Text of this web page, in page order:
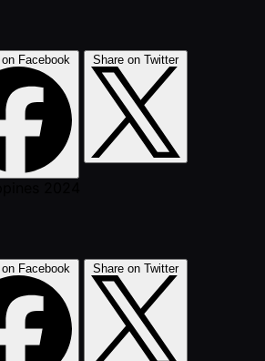
Facebook Share on Twitter
Facebook Share on Twitter